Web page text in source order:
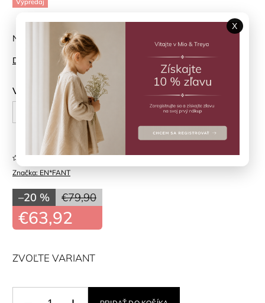
Nepremokavá súprava do dažďa En*Fant
Detailné informácie
Veľkosť
104 cm
Značka: EN*FANT
Neohodnotené
€79,90
–20 %
€63,92
ZVOĽTE VARIANT
X